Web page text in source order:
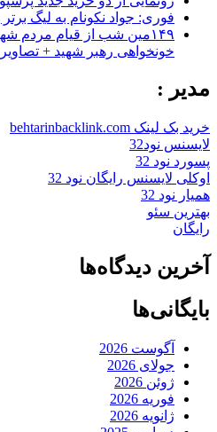
فوری: جواد نکونام به لیگ
۱۴۹مین شب از قیام مردم
خونخواهی رهبر شهید + تصاویر
مدیر :
خرید بک لینک behtarinbacklink.com
لایسنس نود32
پسورد نود 32
اوکلی لایسنس رایگان نود 32
همیار نود 32
بهترین سئو
رایگان
آخرین دیدگاه‌ها
بایگانی‌ها
آگوست 2026
جولای 2026
ژوئن 2026
فوریه 2026
ژانویه 2026